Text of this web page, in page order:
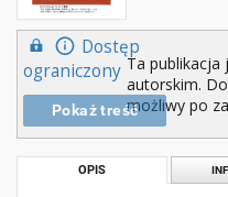
Dostęp
ograniczony
Pokaż treść
Ta publikacja
autorskim.
możliwy po
OPIS